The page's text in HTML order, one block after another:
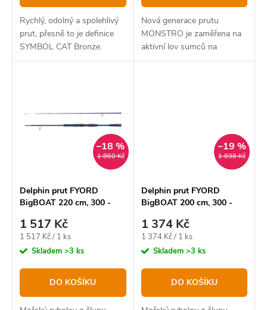
ů
Rychlý, odolný a spolehlivý
prut, přesně to je definice
SYMBOL CAT Bronze.
Poradí si bez zaváhání i s
Nová generace prutu
MONSTRO je zaměřena na
aktivní lov sumců na
vábničku nebo vertikální
1 860 Kč
–18 %
Delphin prut FYORD
BigBOAT 220 cm, 300 -
1 517 Kč
Měrná
cena:
1 517 Kč / 1 ks
Skladem >3 ks
DO KOŠÍKU
1 698 Kč
–19 %
Delphin prut FYORD
BigBOAT 200 cm, 300 -
1 374 Kč
Měrná
cena:
1 374 Kč / 1 ks
Skladem >3 ks
DO KOŠÍKU